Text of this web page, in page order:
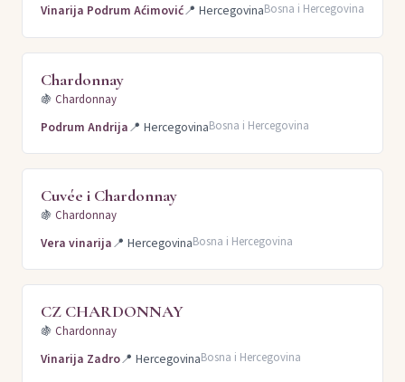
Vinarija Podrum Aćimović📍 HercegovinaBosna i Hercegovina
Chardonnay
🍇 Chardonnay
Podrum Andrija📍 HercegovinaBosna i Hercegovina
Cuvée i Chardonnay
🍇 Chardonnay
Vera vinarija📍 HercegovinaBosna i Hercegovina
CZ CHARDONNAY
🍇 Chardonnay
Vinarija Zadro📍 HercegovinaBosna i Hercegovina